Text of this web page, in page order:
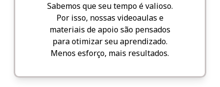
Sabemos que seu tempo é valioso.
Por isso, nossas videoaulas e
materiais de apoio são pensados
para otimizar seu aprendizado.
Menos esforço, mais resultados.